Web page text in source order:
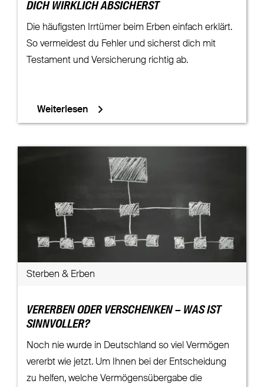
DICH WIRKLICH ABSICHERST
Die häufigsten Irrtümer beim Erben einfach erklärt.
So vermeidest du Fehler und sicherst dich mit
Testament und Versicherung richtig ab.
Weiterlesen
Sterben & Erben
VERERBEN ODER VERSCHENKEN – WAS IST
SINNVOLLER?
Noch nie wurde in Deutschland so viel Vermögen
vererbt wie jetzt. Um Ihnen bei der Entscheidung
zu helfen, welche Vermögensübergabe die